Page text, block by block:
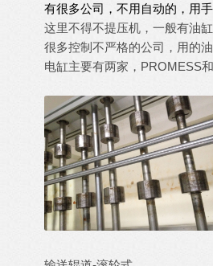
有很多公司，不用自动的，用
这里不得不提压机，一般有油缸
很多控制不严格的公司，用的
电缸主要有两家，PROMESS